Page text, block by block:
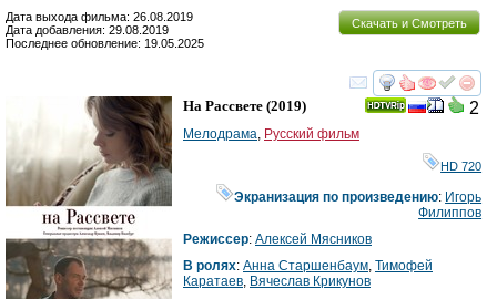
Скачать и Смотреть
Дата выхода фильма: 26.08.2019
Дата добавления: 29.08.2019
Последнее обновление: 19.05.2025
смотреть
2
На Рассвете (2019)
Мелодрама, Русский фильм
HD 720
Экранизация по произведению: Игорь
Филиппов
Режиссер: Алексей Мясников
В ролях: Анна Старшенбаум, Тимофей
Каратаев, Вячеслав Крикунов